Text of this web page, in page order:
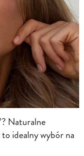
Naturalne
idealny wybór na